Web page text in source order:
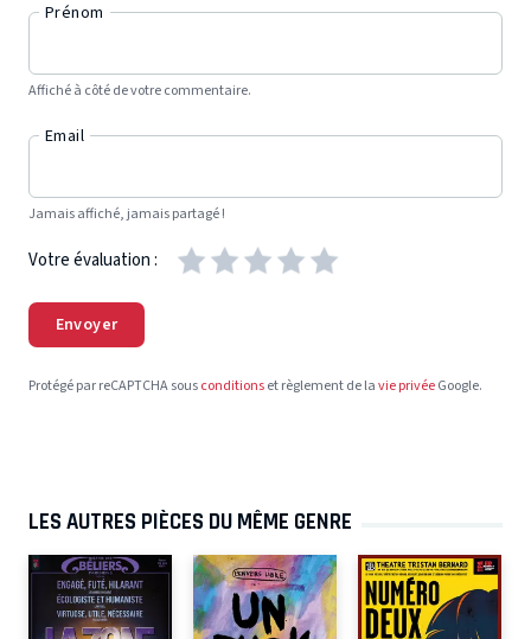
Prénom
Affiché à côté de votre commentaire.
Email
Jamais affiché, jamais partagé !
Votre évaluation :
Envoyer
Protégé par reCAPTCHA sousconditionset règlement de lavie privéeGoogle.
LES AUTRES PIÈCES DU MÊME GENRE